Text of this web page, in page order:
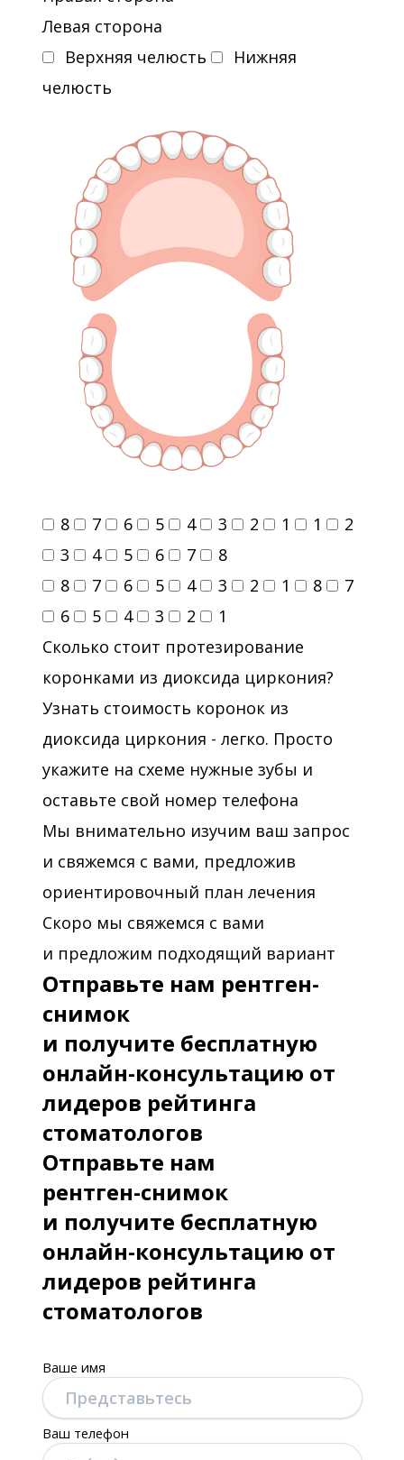
Левая сторона
Верхняя челюсть
Нижняя
челюсть
8 7 6 5 4 3 2 1 1
2
3
4 5 6 7
8
8
7 6 5 4 3 2 1 8
7
6
5 4 3 2
1
Сколько стоит протезирование
коронками из диоксида циркония?
Узнать стоимость коронок из
диоксида циркония - легко. Просто
укажите на схеме нужные зубы и
оставьте свой номер телефона
Мы внимательно изучим ваш запрос
и свяжемся с вами, предложив
ориентировочный план лечения
Скоро мы свяжемся с вами
и предложим подходящий вариант
Отправьте нам рентген-
снимок
и получите бесплатную
онлайн-консультацию от
лидеров рейтинга
стоматологов
Отправьте нам
рентген-снимок
и получите бесплатную
онлайн-консультацию от
лидеров рейтинга
стоматологов
Ваше имя
Ваш телефон